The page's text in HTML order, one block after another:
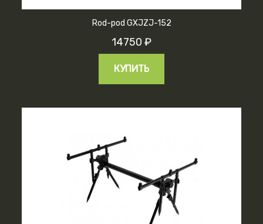
Rod-pod GXJZJ-152
14750 ₽
КУПИТЬ